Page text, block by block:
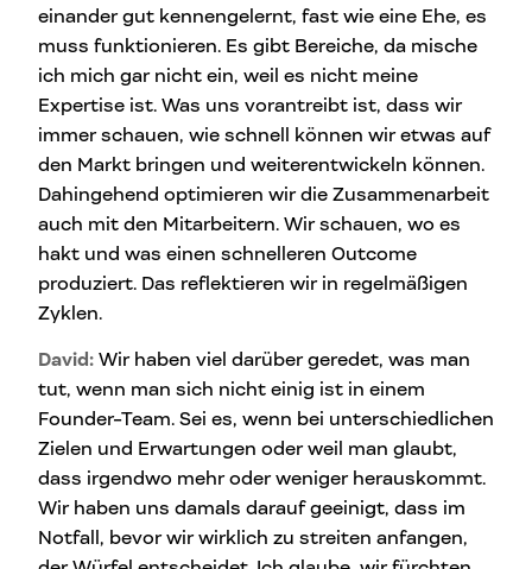
einander gut kennengelernt, fast wie eine Ehe, es
muss funktionieren. Es gibt Bereiche, da mische
ich mich gar nicht ein, weil es nicht meine
Expertise ist. Was uns vorantreibt ist, dass wir
immer schauen, wie schnell können wir etwas auf
den Markt bringen und weiterentwickeln können.
Dahingehend optimieren wir die Zusammenarbeit
auch mit den Mitarbeitern. Wir schauen, wo es
hakt und was einen schnelleren Outcome
produziert. Das reflektieren wir in regelmäßigen
Zyklen.
David: Wir haben viel darüber geredet, was man
tut, wenn man sich nicht einig ist in einem
Founder-Team. Sei es, wenn bei unterschiedlichen
Zielen und Erwartungen oder weil man glaubt,
dass irgendwo mehr oder weniger herauskommt.
Wir haben uns damals darauf geeinigt, dass im
Notfall, bevor wir wirklich zu streiten anfangen,